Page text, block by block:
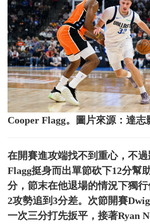
Cooper Flagg。圖片來源：達志
在開賽進攻端找不到重心，不
Flagg挺身而出單節砍下12分幫
分，節末在他退場的情況下獨
2攻勢追到3分差。次節開賽
一次三分打先扳平，接著Ryan